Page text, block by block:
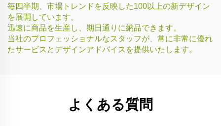
毎四半期、市場トレンドを反映した100以上の新デザイン
を展開しています。
迅速に商品を生産し、期日通りに納品できます。
当社のプロフェッショナルなスタッフが、常に非常に優れ
たサービスとデザインアドバイスを提供いたします。
よくある質問